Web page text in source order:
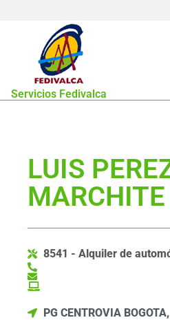
Servicios Fedivalca
LUIS
8541 - Alquiler de
PG CENTROVIA